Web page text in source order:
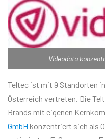
Videodata
Teltec ist mit 9 Standorten
Österreich vertreten. Die
Brands mit eigenen
GmbH konzentriert sich als